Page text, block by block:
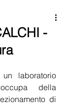
-
laboratorio
della
di